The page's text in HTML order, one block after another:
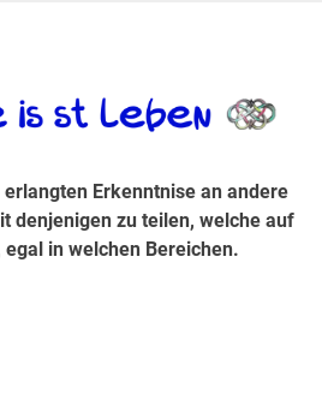
egal in welchen Bereichen.
Erkenntnise an andere
denjenigen zu teilen, welche auf
egal in welchen Bereichen.